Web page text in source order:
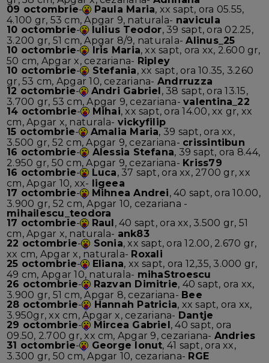
09 octombrie- Paula Maria, xx sapt, ora 05.55,
4.100 gr, 53 cm, Apgar 9, naturala- navicula
10 octombrie- Iulius Teodor, 39 sapt, ora 02.25,
3.200 gr, 51 cm, Apgar 8/9, naturala-Alinus_25
10 octombrie- Iris Maria, xx sapt, ora xx, 2.600 gr,
50 cm, Apgar x, cezariana- Ripley
10 octombrie- Stefania, xx sapt, ora 10.35, 3.260
gr, 53 cm, Apgar 10, cezariana- Andrruzza
12 octombrie- Andri Gabriel, 38 sapt, ora 13.15,
3.700 gr, 53 cm, Apgar 9, cezariana-valentina_22
14 octombrie- Mihai, xx sapt, ora 14.00, xx gr, xx
cm, Apgar x, naturala- vickyfilip
15 octombrie- Amalia Maria, 39 sapt, ora xx,
3.500 gr, 52 cm, Apgar 9, cezariana- crissintibun
16 octombrie- Alessia Stefana, 39 sapt, ora 8.44,
2.950 gr, 50 cm, Apgar 9, cezariana- Kriss79
16 octombrie- Luca, 37 sapt, ora xx, 2700 gr, xx
cm, Apgar 10, xx- ligeea
17 octombrie- Mihnea Andrei, 40 sapt, ora 10.00,
3.900 gr, 52 cm, Apgar 10, cezariana -
mihailescu_teodora
17 octombrie- Raul, 40 sapt, ora xx, 3.500 gr, 51
cm, Apgar x, naturala- ank83
22 octombrie- Sonia, xx sapt, ora 12.00, 2.670 gr,
xx cm, Apgar x, naturala- Roxali
25 octombrie- Eliana, xx sapt, ora 12,35, 3.000 gr,
49 cm, Apgar 10, naturala- mihaStroescu
26 octombrie- Razvan Dimitrie, 40 sapt, ora xx,
3.900 gr, 51 cm, Apgar 8, cezariana- Bee
28 octombrie- Hannah Patricia, xx sapt, ora xx,
3.950gr, xx cm, Apgar x, cezariana- Dantje
29 octombrie- Mircea Gabriel, 40 sapt, ora
09.50, 2.700 gr, xx cm, Apgar 9, cezariana- Andries
31 octombrie- George Ionut, 41 sapt, ora xx,
3.300 gr, 50 cm, Apgar 10, cezariana- RGE